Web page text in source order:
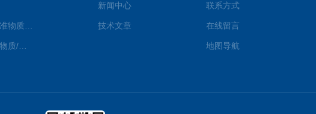
有色金属标准物质/标准品
新闻中心
技术文章
联系方式
在线留言
地图导航